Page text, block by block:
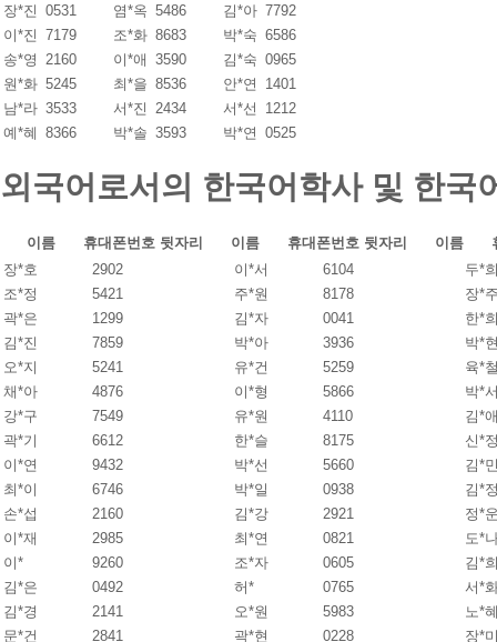
장*진 0531 염*옥 5486 김*아 7792
이*진 7179 조*화 8683 박*숙 6586
송*영
2160 이*애 3590 김*숙 0965
원*화 5245 최*을 8536 안*연
1401
남*라 3533 서*진 2434 서*선
1212
예*혜 8366 박*솔 3593 박*연 0525
외국어로서의 한국어학사 및 한국
이름 휴대폰번호 뒷자리 이름 휴대폰번호 뒷자리 이름
장*호
2902 이*서 6104
두*
조*정
5421 주*원 8178
장*
곽*은
1299 김*자 0041
한*
김*진
7859 박*아 3936
박*
오*지
5241 유*건 5259
육*
채*아
4876 이*형 5866
박*
강*구
7549 유*원 4110
김*
곽*기
6612 한*슬 8175
신*
이*연
9432 박*선 5660
김*
최*이
6746 박*일 0938
김*
손*섭
2160 김*강 2921
정*
이*재
2985 최*연 0821
도*
이*
9260 조*자 0605
김*
김*은
0492 허* 0765
서*
김*경
2141 오*원 5983
노*
문*건
2841 곽*현 0228 장*